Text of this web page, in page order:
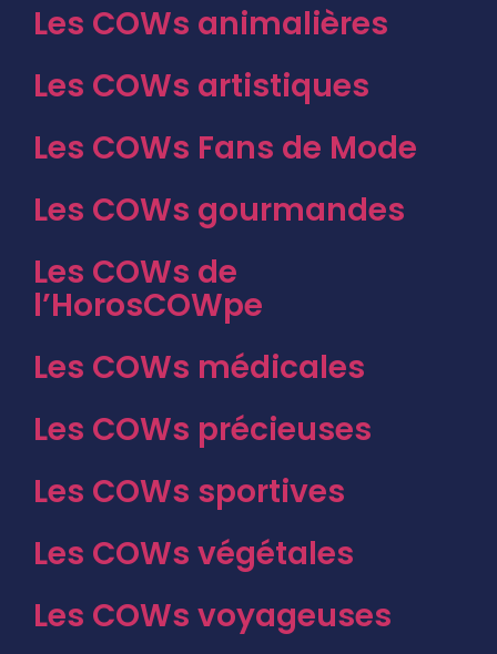
Les COWs animalières
Les COWs artistiques
Les COWs Fans de Mode
Les COWs gourmandes
Les COWs de
l’HorosCOWpe
Les COWs médicales
Les COWs précieuses
Les COWs sportives
Les COWs végétales
Les COWs voyageuses